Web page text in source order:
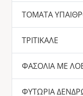
ΤΟΜΑΤΑ
ΤΡΙΤΙΚΑΛΕ
ΦΑΣΟΛΙΑ ΜΕ
ΦΥΤΩΡΙΑ